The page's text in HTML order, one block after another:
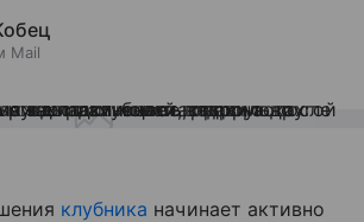
Mail
клубника начинает активно